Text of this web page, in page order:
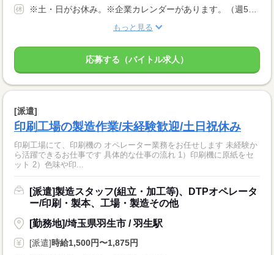
もっと見る
応募する（バイトル求人）
[派遣]
印刷工場の製造作業/未経験歓迎/土日祝休み
印刷工場にて、印刷機の オペレーター業務をお任せします 未経験か
ら活躍できるお仕事です 具体的な仕事の流れ 1）印刷機に原紙をセ
ット 2）色味や印...
[派遣]製造スタッフ(組立・加工等)、DTPオペレータ
ー/印刷・製本、工場・製造その他
[勤務地]/埼玉県羽生市 / 羽生駅
[派遣]時給1,500円〜1,875円